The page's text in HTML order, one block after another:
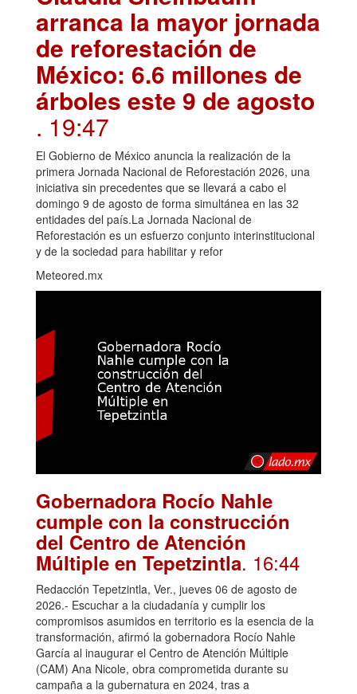
arranca la mayor jornada
de reforestación de
México: 6.6 millones de
árboles este 9 de agosto
. 19:47
El Gobierno de México anuncia la realización de la
primera Jornada Nacional de Reforestación 2026, una
iniciativa sin precedentes que se llevará a cabo el
domingo 9 de agosto de forma simultánea en las 32
entidades del país.La Jornada Nacional de
Reforestación es un esfuerzo conjunto interinstitucional
y de la sociedad para habilitar y refor
Meteored.mx
Gobernadora Rocío Nahle
cumple con la construcción
del Centro de Atención
Múltiple en Tepetzintla. 16:44
Redacción Tepetzintla, Ver., jueves 06 de agosto de
2026.- Escuchar a la ciudadanía y cumplir los
compromisos asumidos en territorio es la esencia de la
transformación, afirmó la gobernadora Rocío Nahle
García al inaugurar el Centro de Atención Múltiple
(CAM) Ana Nicole, obra comprometida durante su
campaña a la gubernatura en 2024, tras a